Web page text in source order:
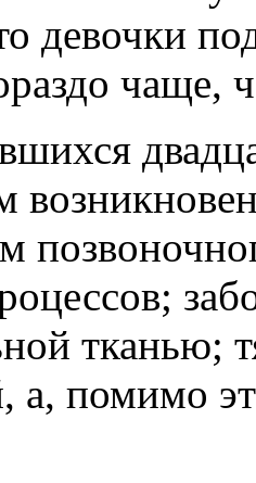
девочки
чаще,
тканью;
а, помимо